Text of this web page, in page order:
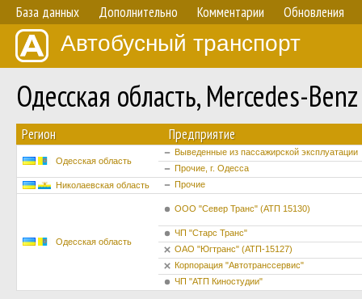
База данных Дополнительно Комментарии Обновления
Автобусный транспорт
Одесская область, Mercedes-
Регион Предприятие
Одесская область
Выведенные из пассажирской эксплуатации
Прочие, г. Одесса
Николаевская область
Прочие
Одесская область
ООО "Север Транс" (АТП 15130)
ЧП "Старс Транс"
ОАО "Югтранс" (АТП-15127)
Корпорация "Автотранссервис"
ЧП "АТП Киностудии"